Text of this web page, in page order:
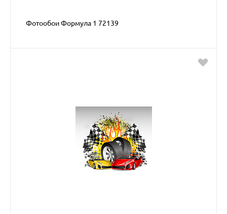
Фотообои Формула 1 72139